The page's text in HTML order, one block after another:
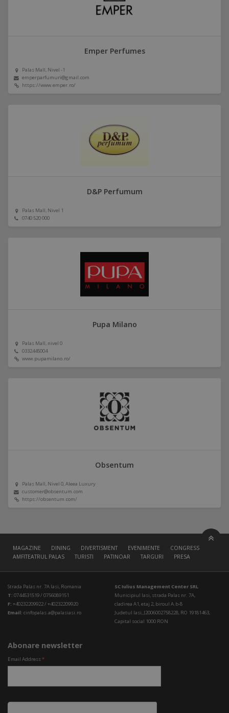
Emper Perfumes
Palas Mall, Nivel -1
emperparfumuri@gmail.com
https://www.emper.ro/
D&P Perfumum
Palas Mall, Nivel 1
0740 520 000
Pupa Milano
Palas Mall, nivel 0
0332445004
www.pupamilano.ro/
Obsentum
Palas Mall, Nivel 0, Aleea Luxury
customer@obsentum.com
https://obsentum.com/
MAGAZINE DINING DIVERTISMENT EVENIMENTE
CONGRESS HALL
AMFITEATRUL PALAS
TURISTI PATINOAR TARGURI PRESA
Strada Palas nr. 7A Iasi, Romania
T: 0744531519 / 0756089151
F: +40232209922 / +40232209920
Email: cinfopalas.a@palasiasi.ro
SC Iulius Management Center SRL
Municipiul Iasi, strada Palas nr. 7A,
cladirea A1, etaj 2, biroul A.b-8
Judetul Iasi, J2006002758228, RO 19181463,
Capital social 1000 RON
Abonare newsletter
Email Address*